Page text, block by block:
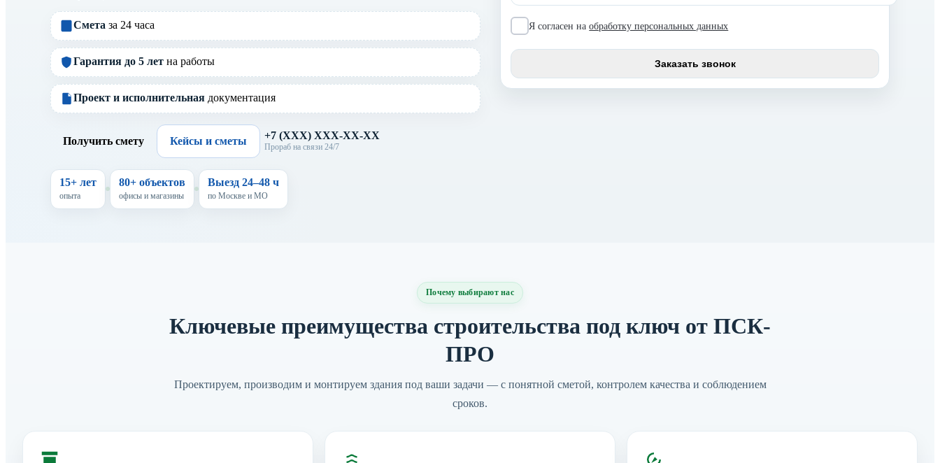
Смета за 24 часа
Гарантия до 5 лет на работы
Проект и исполнительная документация
Получить смету Кейсы и сметы +7 (XXX) XXX-XX-XX
Прораб на связи 24/7
15+ лет
опыта
80+ объектов
офисы и магазины
Выезд 24–48 ч
по Москве и МО
Я согласен наобработку персональных данных
Почему выбирают нас
Ключевые преимущества строительства под ключ от ПСК-
ПРО
Проектируем, производим и монтируем здания под ваши задачи — с понятной сметой, контролем качества и соблюдением
сроков.